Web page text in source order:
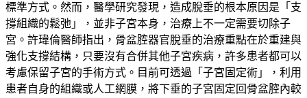
標準方式。然而，醫學研究發現，造成脫垂的根本原因是「支
撐組織的鬆弛」，並非子宮本身，治療上不一定需要切除子
宮。許瑋倫醫師指出，骨盆腔器官脫垂的治療重點在於重建與
強化支撐結構，只要沒有合併其他子宮疾病，許多患者都可以
考慮保留子宮的手術方式。目前可透過「子宮固定術」，利用
患者自身的組織或人工網膜，將下垂的子宮固定回骨盆腔內較